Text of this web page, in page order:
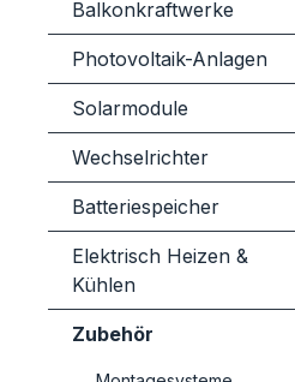
Balkonkraftwerke
Photovoltaik-Anlagen
Solarmodule
Wechselrichter
Batteriespeicher
Elektrisch Heizen &
Kühlen
Zubehör